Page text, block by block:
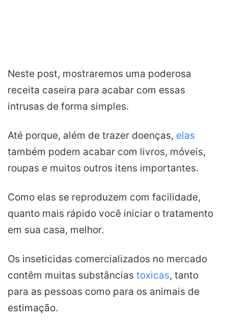
Neste post, mostraremos uma poderosa
receita caseira para acabar com essas
intrusas de forma simples.
Até porque, além de trazer doenças, elas
também podem acabar com livros, móveis,
roupas e muitos outros itens importantes.
Como elas se reproduzem com facilidade,
quanto mais rápido você iniciar o tratamento
em sua casa, melhor.
Os inseticidas comercializados no mercado
contêm muitas substâncias toxicas, tanto
para as pessoas como para os animais de
estimação.